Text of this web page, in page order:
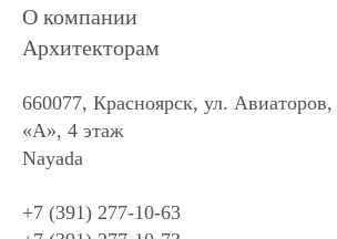
О компании
Архитекторам
660077, Красноярск, ул.
«А», 4 этаж
Nayada
+7 (391) 277-10-63